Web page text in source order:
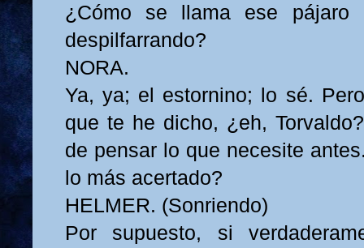
¿Cómo se llama ese pájaro
despilfarrando?
NORA.
Ya, ya; el estornino; lo sé.
que te he dicho, ¿eh,
de pensar lo que necesite
lo más acertado?
HELMER. (Sonriendo)
Por supuesto, si